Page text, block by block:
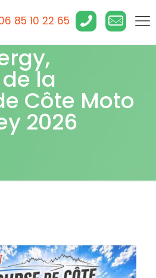
85 10 22 65
la
Côte Moto
2026